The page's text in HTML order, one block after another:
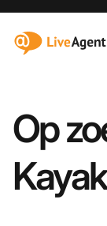
:site.title
Op